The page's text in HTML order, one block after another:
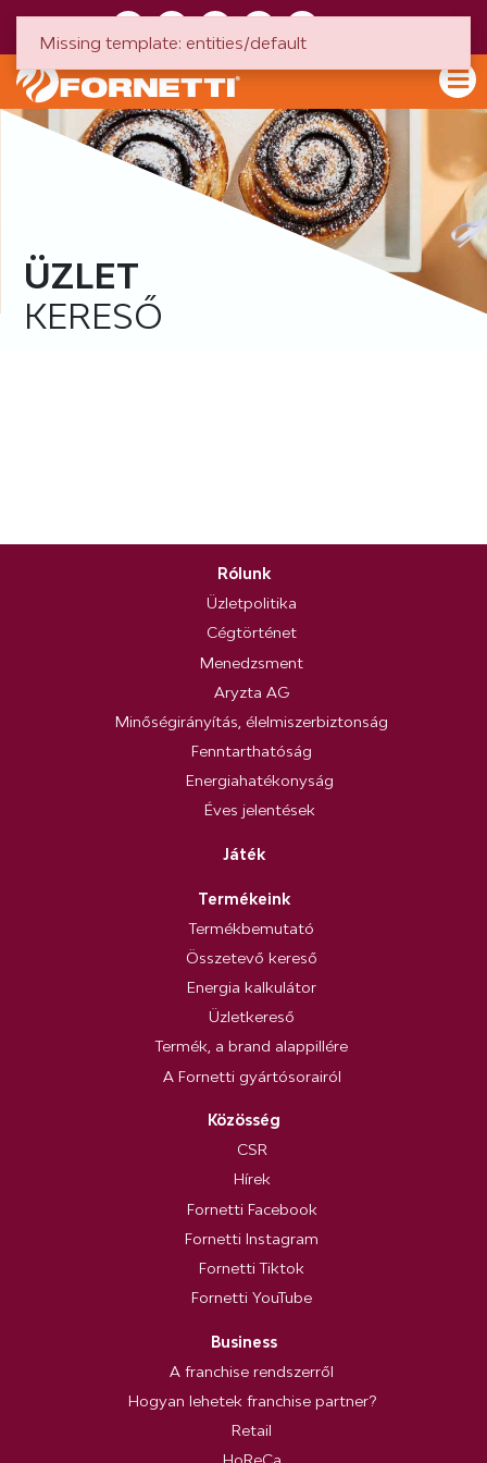
ÜZLET
KERESŐ
Rólunk
Üzletpolitika
Cégtörténet
Menedzsment
Aryzta AG
Minőségirányítás, élelmiszerbiztonság
Fenntarthatóság
Energiahatékonyság
Éves jelentések
Játék
Termékeink
Termékbemutató
Összetevő kereső
Energia kalkulátor
Üzletkereső
Termék, a brand alappillére
A Fornetti gyártósorairól
Közösség
CSR
Hírek
Fornetti Facebook
Fornetti Instagram
Fornetti Tiktok
Fornetti YouTube
Business
A franchise rendszerről
Hogyan lehetek franchise partner?
Retail
Missing template: entities/default